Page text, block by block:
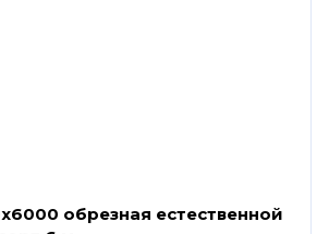
обрезная естественной